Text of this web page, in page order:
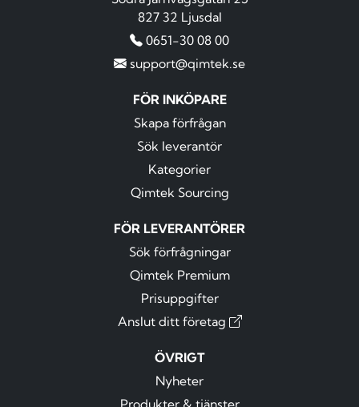
827 32 Ljusdal
0651-30 08 00
support@qimtek.se
FÖR INKÖPARE
Skapa förfrågan
Sök leverantör
Kategorier
Qimtek Sourcing
FÖR LEVERANTÖRER
Sök förfrågningar
Qimtek Premium
Prisuppgifter
Anslut ditt företag
ÖVRIGT
Nyheter